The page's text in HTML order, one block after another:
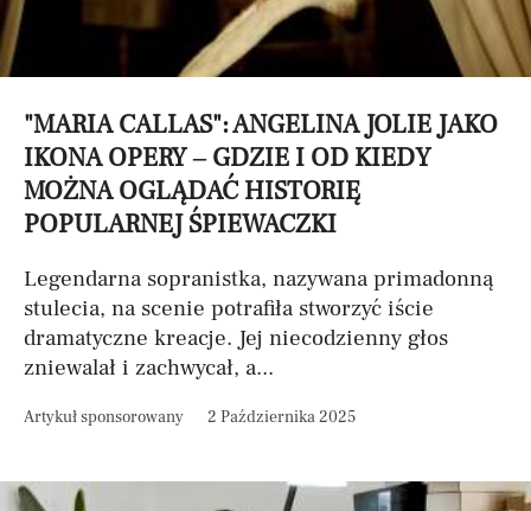
"MARIA CALLAS": ANGELINA JOLIE JAKO
IKONA OPERY – GDZIE I OD KIEDY
MOŻNA OGLĄDAĆ HISTORIĘ
POPULARNEJ ŚPIEWACZKI
Legendarna sopranistka, nazywana primadonną
stulecia, na scenie potrafiła stworzyć iście
dramatyczne kreacje. Jej niecodzienny głos
zniewalał i zachwycał, a...
Artykuł sponsorowany 2 Października 2025